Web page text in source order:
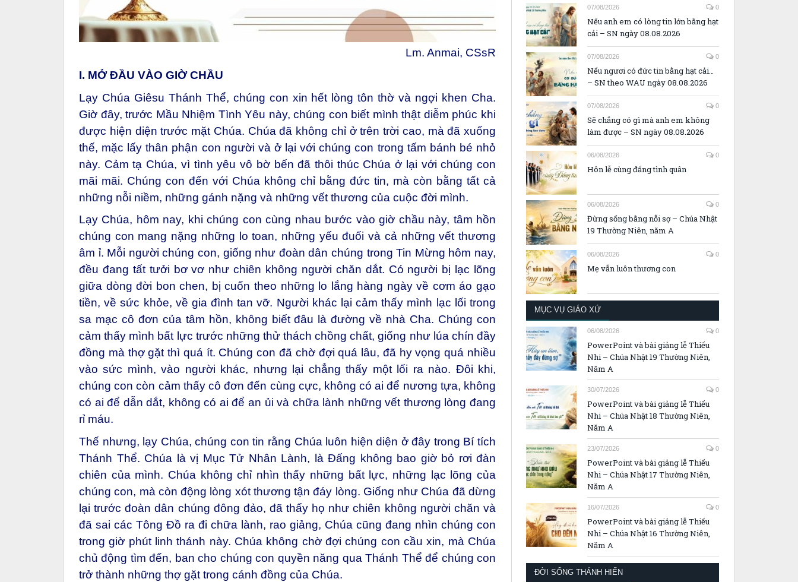
Lm. Anmai, CSsR
I. MỞ ĐẦU VÀO GIỜ CHẦU
Lạy Chúa Giêsu Thánh Thể, chúng con xin hết lòng tôn thờ và ngợi khen Cha.
Giờ đây, trước Mầu Nhiệm Tình Yêu này, chúng con biết mình thật diễm phúc khi
được hiện diện trước mặt Chúa. Chúa đã không chỉ ở trên trời cao, mà đã xuống
thế, mặc lấy thân phận con người và ở lại với chúng con trong tấm bánh bé nhỏ
này. Cảm tạ Chúa, vì tình yêu vô bờ bến đã thôi thúc Chúa ở lại với chúng con
mãi mãi. Chúng con đến với Chúa không chỉ bằng đức tin, mà còn bằng tất cả
những nỗi niềm, những gánh nặng và những vết thương của cuộc đời mình.
Lạy Chúa, hôm nay, khi chúng con cùng nhau bước vào giờ chầu này, tâm hồn
chúng con mang nặng những lo toan, những yếu đuối và cả những vết thương
âm ỉ. Mỗi người chúng con, giống như đoàn dân chúng trong Tin Mừng hôm nay,
đều đang tất tưởi bơ vơ như chiên không người chăn dắt. Có người bị lạc lõng
giữa dòng đời bon chen, bị cuốn theo những lo lắng hàng ngày về cơm áo gạo
tiền, về sức khỏe, về gia đình tan vỡ. Người khác lại cảm thấy mình lạc lối trong
sa mạc cô đơn của tâm hồn, không biết đâu là đường về nhà Cha. Chúng con
cảm thấy mình bất lực trước những thử thách chồng chất, giống như lúa chín đầy
đồng mà thợ gặt thì quá ít. Chúng con đã chờ đợi quá lâu, đã hy vọng quá nhiều
vào sức mình, vào người khác, nhưng lại chẳng thấy một lối ra nào. Đôi khi,
chúng con còn cảm thấy cô đơn đến cùng cực, không có ai để nương tựa, không
có ai để dẫn dắt, không có ai để an ủi và chữa lành những vết thương lòng đang
rỉ máu.
Thế nhưng, lạy Chúa, chúng con tin rằng Chúa luôn hiện diện ở đây trong Bí tích
Thánh Thể. Chúa là vị Mục Tử Nhân Lành, là Đấng không bao giờ bỏ rơi đàn
chiên của mình. Chúa không chỉ nhìn thấy những bất lực, những lạc lõng của
chúng con, mà còn động lòng xót thương tận đáy lòng. Giống như Chúa đã dừng
lại trước đoàn dân chúng đông đảo, đã thấy họ như chiên không người chăn và
đã sai các Tông Đồ ra đi chữa lành, rao giảng, Chúa cũng đang nhìn chúng con
trong giờ phút linh thánh này. Chúa không chờ đợi chúng con cầu xin, mà Chúa
chủ động tìm đến, ban cho chúng con quyền năng qua Thánh Thể để chúng con
trở thành những thợ gặt trong cánh đồng của Chúa.
07/08/2026 0
Nếu anh em có lòng tin lớn bằng hạt
cải – SN ngày 08.08.2026
07/08/2026 0
Nếu ngươi có đức tin bằng hạt cải…
– SN theo WAU ngày 08.08.2026
07/08/2026 0
Sẽ chẳng có gì mà anh em không
làm được – SN ngày 08.08.2026
06/08/2026 0
Hôn lễ cùng đấng tình quân
06/08/2026 0
Đừng sống bằng nỗi sợ – Chúa Nhật
19 Thường Niên, năm A
06/08/2026 0
Mẹ vẫn luôn thương con
MỤC VỤ GIÁO XỨ
06/08/2026 0
PowerPoint và bài giảng lễ Thiếu
Nhi – Chúa Nhật 19 Thường Niên,
Năm A
30/07/2026 0
PowerPoint và bài giảng lễ Thiếu
Nhi – Chúa Nhật 18 Thường Niên,
Năm A
23/07/2026 0
PowerPoint và bài giảng lễ Thiếu
Nhi – Chúa Nhật 17 Thường Niên,
Năm A
16/07/2026 0
PowerPoint và bài giảng lễ Thiếu
Nhi – Chúa Nhật 16 Thường Niên,
Năm A
ĐỜI SỐNG THÁNH HIẾN